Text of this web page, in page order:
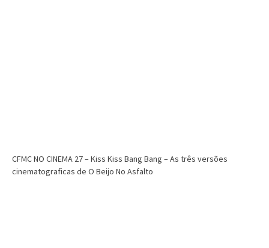
CFMC NO CINEMA 27 – Kiss Kiss Bang Bang – As três versões
cinematograficas de O Beijo No Asfalto